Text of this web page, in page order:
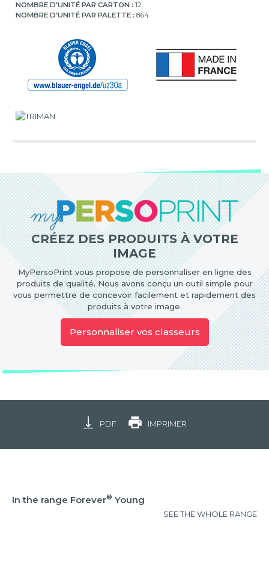
NOMBRE D'UNITÉ PAR CARTON : 12
NOMBRE D'UNITÉ PAR PALETTE : 864
CRÉEZ DES PRODUITS À VOTRE
IMAGE
MyPersoPrint vous propose de personnaliser en ligne des
produits de qualité. Nous avons conçu un outil simple pour
vous permettre de concevoir facilement et rapidement des
produits à votre image.
Personnaliser vos classeurs
PDF IMPRIMER
In the range Forever® Young
SEE THE WHOLE RANGE